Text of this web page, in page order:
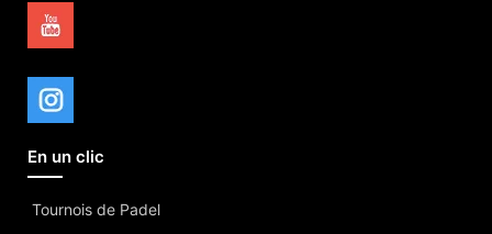
En un clic
Tournois de Padel